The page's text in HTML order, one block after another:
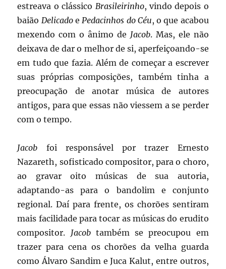
estreava o clássico Brasileirinho, vindo depois o
baião Delicadoe Pedacinhos do Céu, o que acabou
mexendo com o ânimo de Jacob. Mas, ele não
deixava de dar o melhor de si, aperfeiçoando-se
em tudo que fazia. Além de começar a escrever
suas próprias composições, também tinha a
preocupação de anotar música de autores
antigos, para que essas não viessem a se perder
com o tempo.
Jacob foi responsável por trazer Ernesto
Nazareth, sofisticado compositor, para o choro,
ao gravar oito músicas de sua autoria,
adaptando-as para o bandolim e conjunto
regional. Daí para frente, os chorões sentiram
mais facilidade para tocar as músicas do erudito
compositor. Jacobtambém se preocupou em
trazer para cena os chorões da velha guarda
como Álvaro Sandim e Juca Kalut, entre outros,